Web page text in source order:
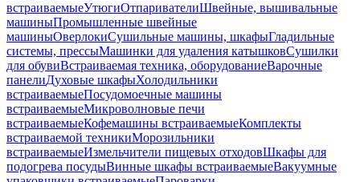
встраиваемыеУтюгиОтпаривателиШвейные, вышивальные
машиныПромышленные швейные
машиныОверлокиСушильные машины, шкафыГладильные
системы, прессыМашинки для удаления катышковСушилки
для обувиВстраиваемая техника, оборудованиеВарочные
панелиДуховые шкафыХолодильники
встраиваемыеПосудомоечные машины
встраиваемыеМикроволновые печи
встраиваемыеКофемашины встраиваемыеКомплекты
встраиваемой техникиМорозильники
встраиваемыеИзмельчители пищевых отходовШкафы для
подогрева посудыВинные шкафы встраиваемыеВакуумные